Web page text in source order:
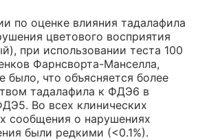
по оценке влияния тадалафила
цветового восприятия
при использовании теста 100
Фарнсворта-Манселла,
было, что объясняется более
тадалафила к ФДЭ6 в
Во всех клинических
сообщения о нарушениях
были редкими (<0.1%).